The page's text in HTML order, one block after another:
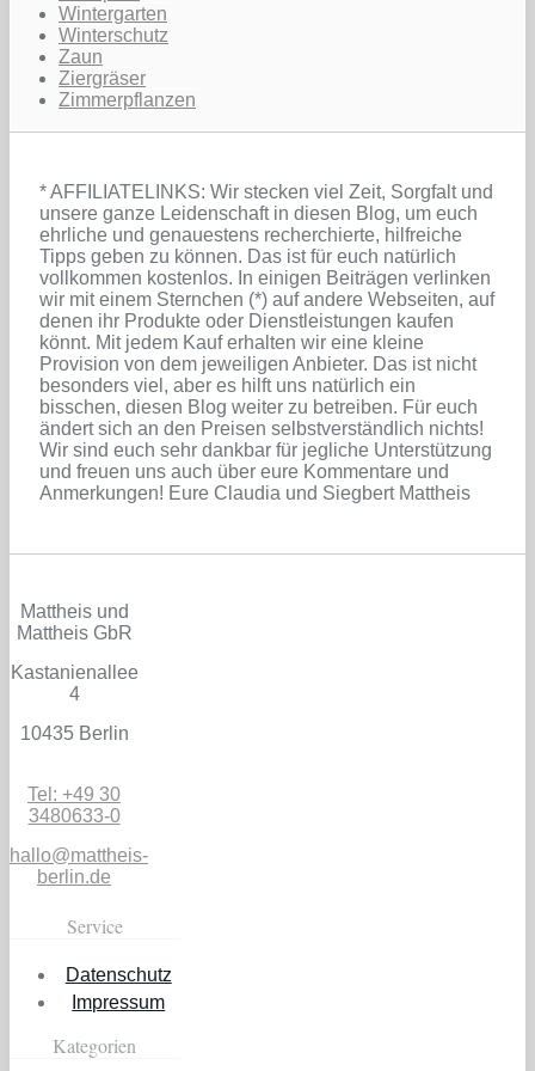
Wintergarten
Winterschutz
Zaun
Ziergräser
Zimmerpflanzen
* AFFILIATELINKS: Wir stecken viel Zeit, Sorgfalt und
unsere ganze Leidenschaft in diesen Blog, um euch
ehrliche und genauestens recherchierte, hilfreiche
Tipps geben zu können. Das ist für euch natürlich
vollkommen kostenlos. In einigen Beiträgen verlinken
wir mit einem Sternchen (*) auf andere Webseiten, auf
denen ihr Produkte oder Dienstleistungen kaufen
könnt. Mit jedem Kauf erhalten wir eine kleine
Provision von dem jeweiligen Anbieter. Das ist nicht
besonders viel, aber es hilft uns natürlich ein
bisschen, diesen Blog weiter zu betreiben. Für euch
ändert sich an den Preisen selbstverständlich nichts!
Wir sind euch sehr dankbar für jegliche Unterstützung
und freuen uns auch über eure Kommentare und
Anmerkungen! Eure Claudia und Siegbert Mattheis
Mattheis und
Mattheis GbR
Kastanienallee
4
10435 Berlin
Tel: +49 30
3480633-0
hallo@mattheis-
berlin.de
Service
Datenschutz
Impressum
Kategorien